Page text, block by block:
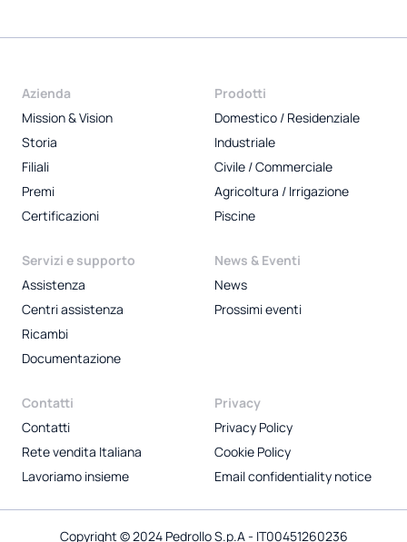
Azienda
Mission & Vision
Storia
Filiali
Premi
Certificazioni
Prodotti
Domestico / Residenziale
Industriale
Civile / Commerciale
Agricoltura / Irrigazione
Piscine
Servizi e supporto
Assistenza
Centri assistenza
Ricambi
Documentazione
News & Eventi
News
Prossimi eventi
Contatti
Contatti
Rete vendita Italiana
Lavoriamo insieme
Privacy
Privacy Policy
Cookie Policy
Email confidentiality notice
Copyright © 2024 Pedrollo S.p.A - IT00451260236